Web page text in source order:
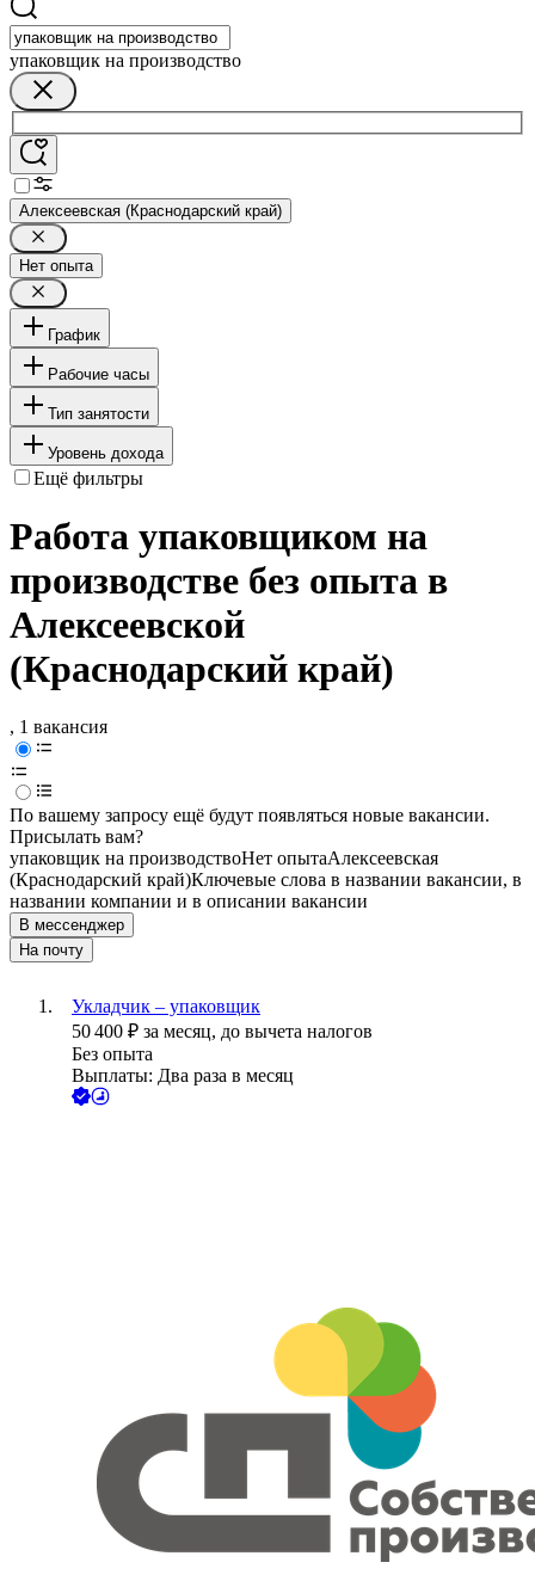
упаковщик на производство
Алексеевская (Краснодарский край)
Нет опыта
График
Рабочие часы
Тип занятости
Уровень дохода
Ещё фильтры
Работа упаковщиком на
производстве без опыта в
Алексеевской
(Краснодарский край)
, 1 вакансия
По вашему запросу ещё будут появляться новые вакансии.
Присылать вам?
упаковщик на производствоНет опытаАлексеевская
(Краснодарский край)Ключевые слова в названии вакансии, в
названии компании и в описании вакансии
В мессенджер
На почту
Укладчик – упаковщик
50 400 ₽ за месяц, до вычета налогов
Без опыта
Выплаты: Два раза в месяц